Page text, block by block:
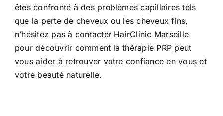
êtes confronté à des problèmes capillaires tels
que la perte de cheveux ou les cheveux fins,
n’hésitez pas à contacter HairClinic Marseille
pour découvrir comment la thérapie PRP peut
vous aider à retrouver votre confiance en vous et
votre beauté naturelle.